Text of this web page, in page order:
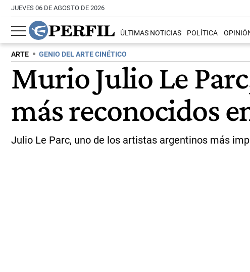
JUEVES 06 DE AGOSTO DE 2026
ÚLTIMAS NOTICIAS POLÍTICA
ARTE GENIO DEL ARTE CINÉTICO
Murio Julio Le
más reconocidos
Julio Le Parc, uno de los artistas argentinos más